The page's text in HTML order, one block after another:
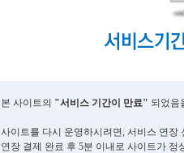
본 사이트의 "서비스 기간이 만료" 되었음
사이트를 다시 운영하시려면, 서비스 연장
연장 결제 완료 후 5분 이내로 사이트가 정